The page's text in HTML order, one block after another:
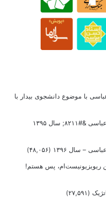
با موضوع دانشجوی بیدار با
سال ۱۳۹۵
– سال ۱۳۹۶ (۴۸,۰۵۶)
(۲۷,۵۹۱)